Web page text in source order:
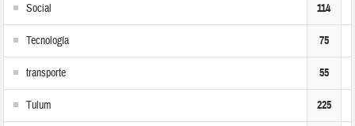
Social 114
Tecnología 75
transporte 55
Tulum 225